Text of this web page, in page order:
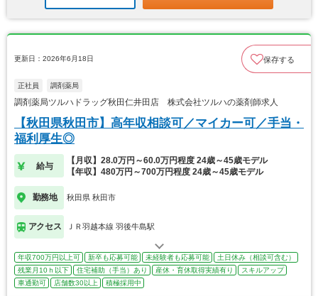
更新日：2026年6月18日 保存する
正社員 調剤薬局
調剤薬局ツルハドラッグ秋田仁井田店 株式会社ツルハの薬剤師求人
【秋田県秋田市】高年収相談可／マイカー可／手当・
福利厚生◎
給与
【月収】28.0万円～60.0万円程度 24歳～45歳モデル
【年収】480万円～700万円程度 24歳～45歳モデル
勤務地 秋田県 秋田市
アクセス ＪＲ羽越本線 羽後牛島駅
年収700万円以上可 新卒も応募可能 未経験者も応募可能
土日休み（相談可含む）
残業月10ｈ以下
住宅補助（手当）あり 産休・育休取得実績有り
スキルアップ
車通勤可
店舗数30以上 積極採用中